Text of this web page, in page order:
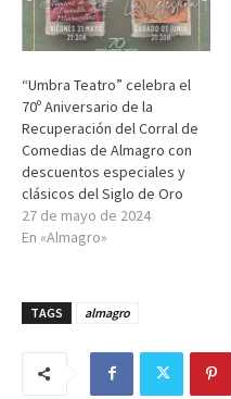
“Umbra Teatro” celebra el
70º Aniversario de la
Recuperación del Corral de
Comedias de Almagro con
descuentos especiales y
clásicos del Siglo de Oro
27 de mayo de 2024
En «Almagro»
TAGS almagro